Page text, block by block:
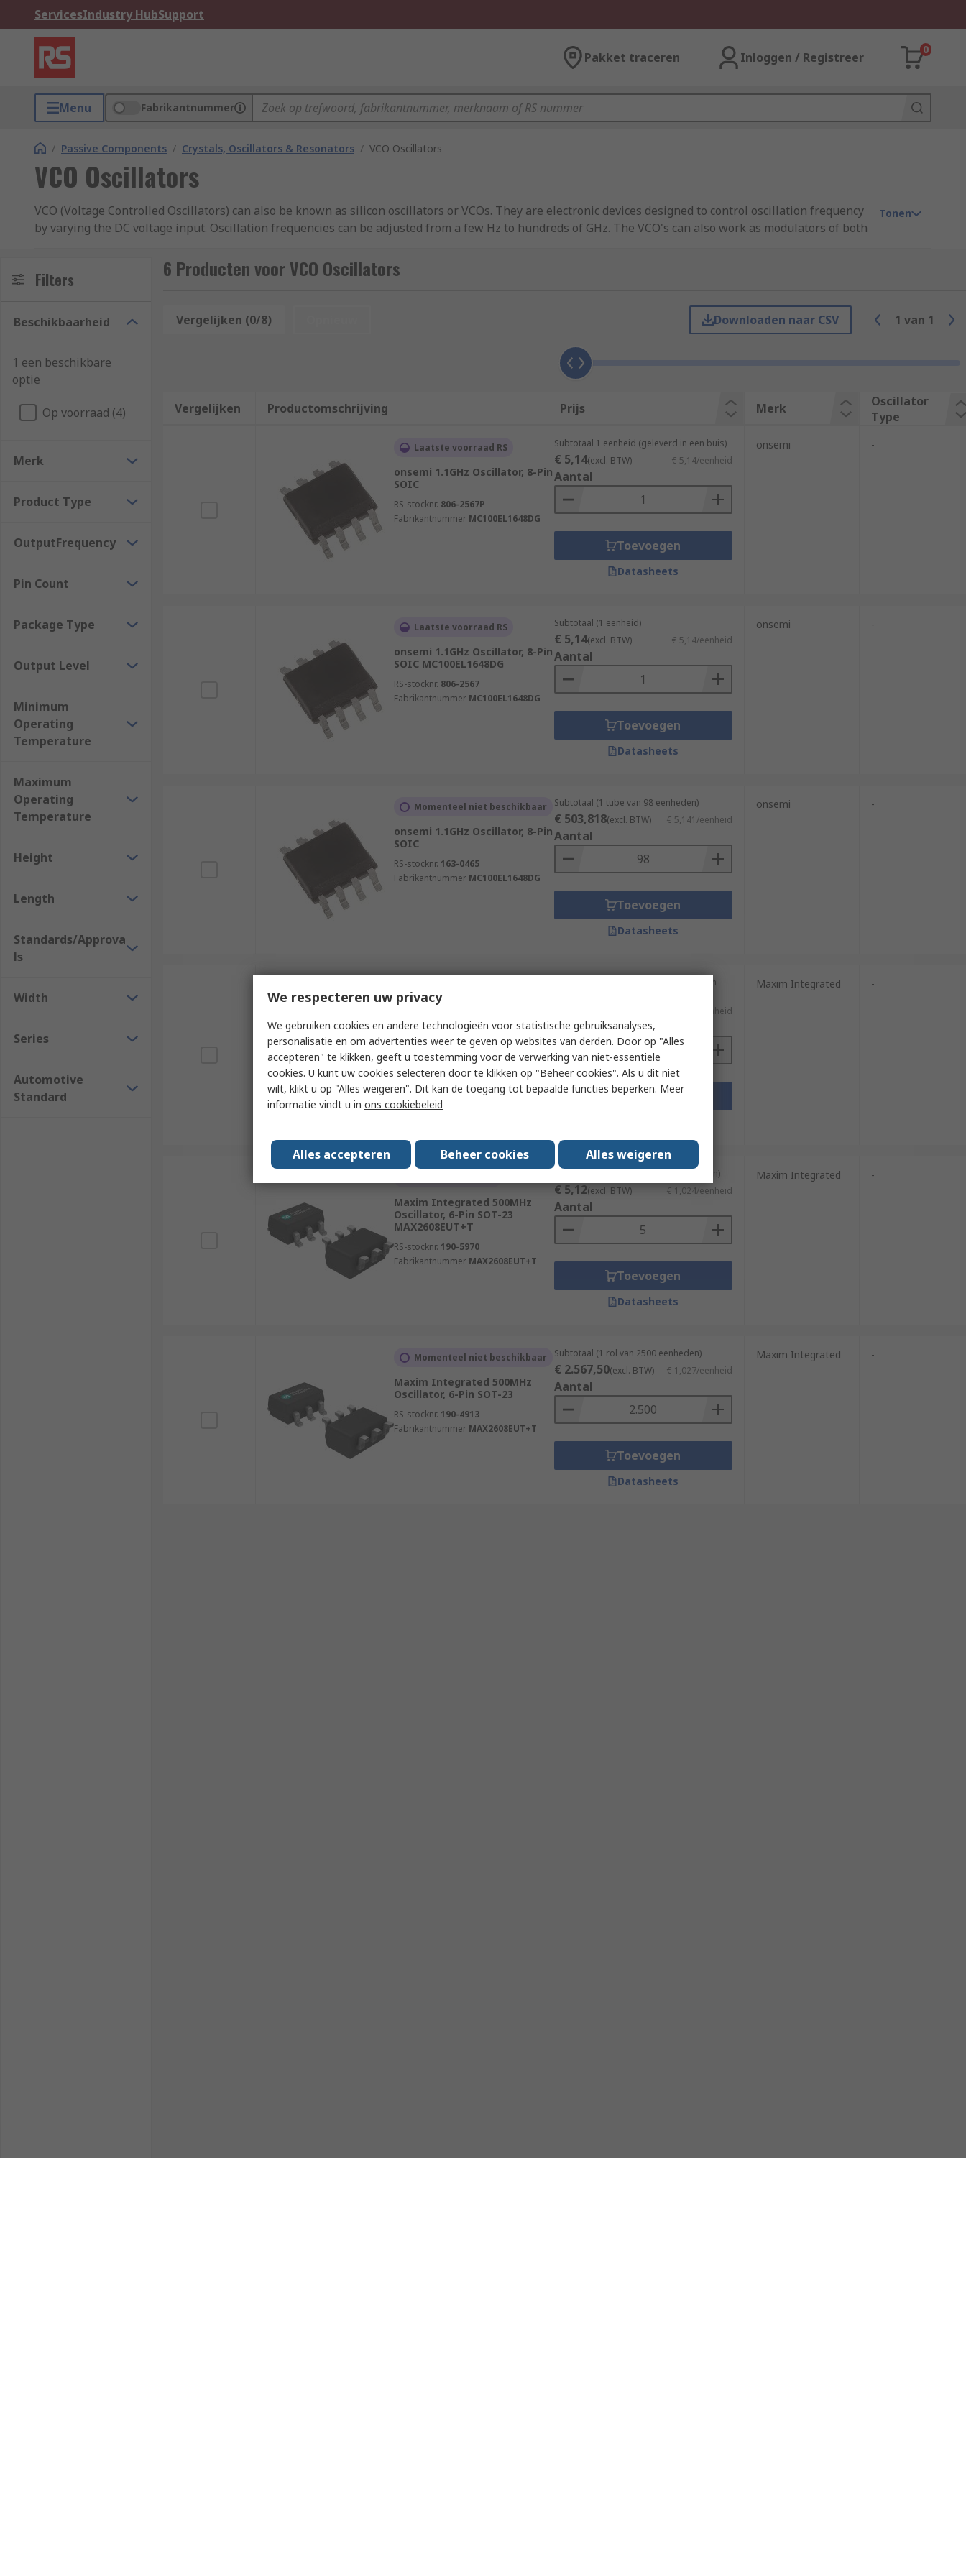
ServicesIndustry HubSupport
Pakket traceren Inloggen / Registreer
0
Menu Fabrikantnummer
/ Passive Components / Crystals, Oscillators & Resonators / VCO Oscillators
VCO Oscillators
VCO (Voltage Controlled Oscillators) can also be known as silicon oscillators or VCOs. They are electronic devices designed to control oscillation frequency
by varying the DC voltage input. Oscillation frequencies can be adjusted from a few Hz to hundreds of GHz. The VCO's can also work as modulators of both
Voltage Controlled Oscillators can be categorized into 2 types according to the type of waveform generated:
Linear / Harmonic Oscillator
What are the voltage-controlled oscillators used for?
There are several typical applications of VCOs and they are:
Function Generators
Tone Generators
Electronic Jamming Equipment
Some key parameters that need to be considered before selecting the VCO are:
The Frequency Range - the minimum and maximum tunable oscillation frequency (MHz)
Output Power - The output power produced by the VCO (dbm)
Tuning Voltage - the voltage level applied to the device to tune and set the desired oscillation frequency (V)
Tunning Sensitivity - the level of variation of the oscillation frequency with different voltages applied to the VCO (MHz/V)
Supply Voltage - a DC Voltage required to correct operation (V)
Pulling - drift in the output frequency due to load variation (MHz/V)
Pushing - drift in the output frequency due to variation in the supply voltage (MHz/V)
Phase Noise - a clarity of the output signal from the VCO (dBc/Hz)
Tonen
Filters
Beschikbaarheid
1 een beschikbare
optie
Op voorraad (4)
Merk
Product Type
OutputFrequency
Pin Count
Package Type
Output Level
Minimum
Operating
Temperature
Maximum
Operating
Temperature
Height
Length
Standards/Approva
ls
Width
Series
Automotive
Standard
6 Producten voor VCO Oscillators
Vergelijken (0/8) Downloaden naar CSV 1 van 1
Vergelijken Productomschrijving Prijs Merk
Oscillator
Type
Laatste voorraad RS
onsemi 1.1GHz Oscillator, 8-Pin
SOIC
RS-stocknr. 806-2567P
Fabrikantnummer MC100EL1648DG
Subtotaal 1 eenheid (geleverd in een buis)
€ 5,14(excl. BTW) € 5,14/eenheid
Aantal
Toevoegen
Datasheets
onsemi -
Laatste voorraad RS
onsemi 1.1GHz Oscillator, 8-Pin
SOIC MC100EL1648DG
RS-stocknr. 806-2567
Fabrikantnummer MC100EL1648DG
Subtotaal (1 eenheid)
€ 5,14(excl. BTW) € 5,14/eenheid
Aantal
Toevoegen
Datasheets
onsemi -
Momenteel niet beschikbaar
onsemi 1.1GHz Oscillator, 8-Pin
SOIC
RS-stocknr. 163-0465
Fabrikantnummer MC100EL1648DG
Subtotaal (1 tube van 98 eenheden)
€ 503,818(excl. BTW) € 5,141/eenheid
Aantal
Toevoegen
Datasheets
onsemi -
Oscillator, 6-Pin SOT-23
RS-stocknr.190-5970P
FabrikantnummerMAX2608EUT+T
Subtotaal 5 eenheden (geleverd op een
€ 1,024/eenheid
Aantal
Toevoegen
Maxim Integrated -
Maxim Integrated 500MHz
Oscillator, 6-Pin SOT-23
MAX2608EUT+T
RS-stocknr. 190-5970
Fabrikantnummer MAX2608EUT+T
Subtotaal (1 verpakking van 5 eenheden)
€ 5,12(excl. BTW) € 1,024/eenheid
Aantal
Toevoegen
Datasheets
Maxim Integrated -
Momenteel niet beschikbaar
Maxim Integrated 500MHz
Oscillator, 6-Pin SOT-23
RS-stocknr. 190-4913
Fabrikantnummer MAX2608EUT+T
Subtotaal (1 rol van 2500 eenheden)
€ 2.567,50(excl. BTW) € 1,027/eenheid
Aantal
Toevoegen
Datasheets
Maxim Integrated -
We respecteren uw privacy
We gebruiken cookies en andere technologieën voor statistische gebruiksanalyses,
personalisatie en om advertenties weer te geven op websites van derden. Door op "Alles
accepteren" te klikken, geeft u toestemming voor de verwerking van niet-essentiële
cookies. U kunt uw cookies selecteren door te klikken op "Beheer cookies". Als u dit niet
wilt, klikt u op "Alles weigeren". Dit kan de toegang tot bepaalde functies beperken. Meer
informatie vindt u in ons cookiebeleid
Alles accepteren Beheer cookies Alles weigeren